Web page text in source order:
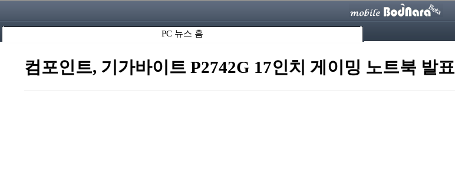
PC 뉴스 홈
컴포인트, 기가바이트 P2742G 17인치 게이밍 노트북 발표